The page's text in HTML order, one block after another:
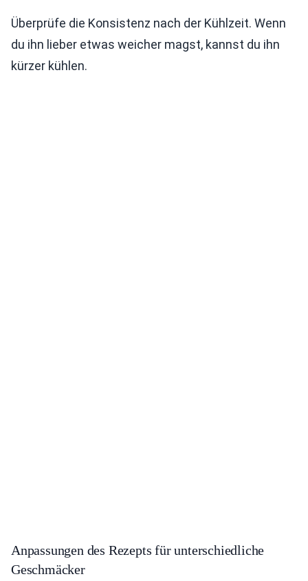
Überprüfe die Konsistenz nach der Kühlzeit. Wenn
du ihn lieber etwas weicher magst, kannst du ihn
kürzer kühlen.
Anpassungen des Rezepts für unterschiedliche
Geschmäcker